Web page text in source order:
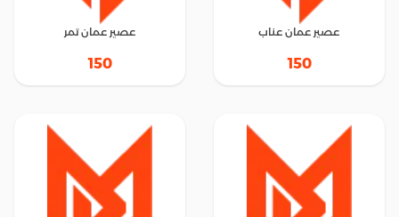
عصير عمان عناب
150
عصير عمان تمر
150